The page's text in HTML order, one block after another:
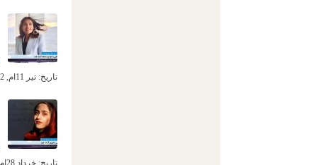
تاریخ: تیر 11ام, 1402
تاریخ: خرداد 28ام, 1402